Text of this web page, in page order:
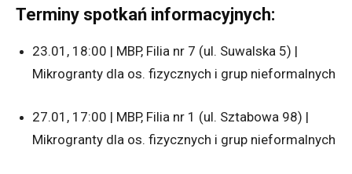
Terminy spotkań informacyjnych:
23.01, 18:00 | MBP, Filia nr 7 (ul. Suwalska 5) |
Mikrogranty dla os. fizycznych i grup nieformalnych
27.01, 17:00 | MBP, Filia nr 1 (ul. Sztabowa 98) |
Mikrogranty dla os. fizycznych i grup nieformalnych